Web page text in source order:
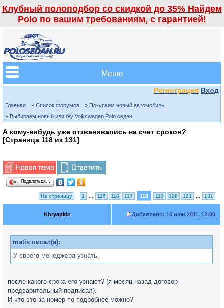
Клубный полоподбор со скидкой до 35% Найдем
Polo по вашим требованиям, с гарантией!
Меню
Регистрация Вход
Главная » Список форумов
» Покупаем новый автомобиль
» Выбираем новый или б/у Volkswagen Polo седан
А кому-нибудь уже отзванивались на счет сроков?
[Страница 118 из 131]
Поделиться…
На страницу 1 115 116 117 118 119 120 121 131
Khryapkin Добавлено: 16 июн 2011, 12:00
matis писал(а):
У своего менеджера узнать.
после какого срока его узнают? (я месяц назад договор
предварительный подписал).
И что это за номер по подробнее можно?